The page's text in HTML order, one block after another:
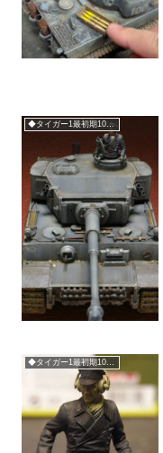
◆タイガー1最初期100号車
◆タイガー1最初期100号車